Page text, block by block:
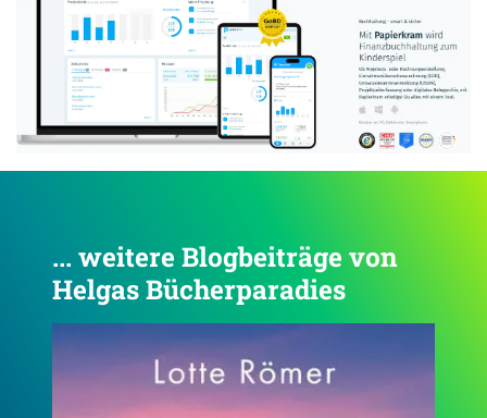
... weitere Blogbeiträge von
Helgas Bücherparadies